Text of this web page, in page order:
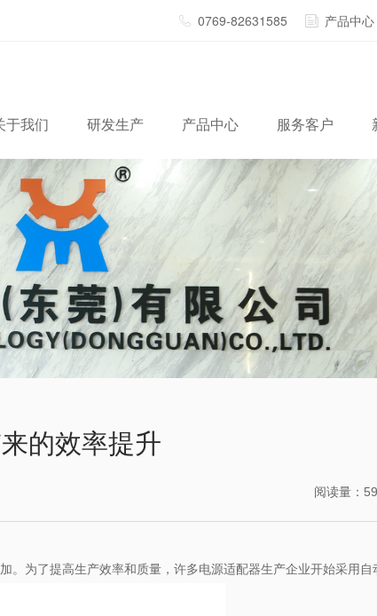
0769-82631585 产品中心
于我们 研发生产 产品中心 服务客户
的效率提升
阅读量：
为了提高生产效率和质量，许多电源适配器生产企业开始采用自